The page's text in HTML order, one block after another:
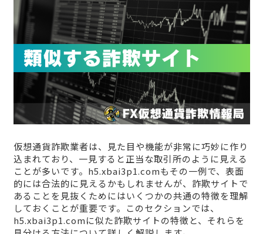
仮想通貨詐欺業者は、見た目や機能が非常に巧妙に作り
込まれており、一見すると正当な取引所のように見える
ことが多いです。h5.xbai3p1.comもその一例で、表面
的には合法的に見えるかもしれませんが、詐欺サイトで
あることを見抜くためにはいくつかの共通の特徴を理解
しておくことが重要です。このセクションでは、
h5.xbai3p1.comに似た詐欺サイトの特徴と、それらを